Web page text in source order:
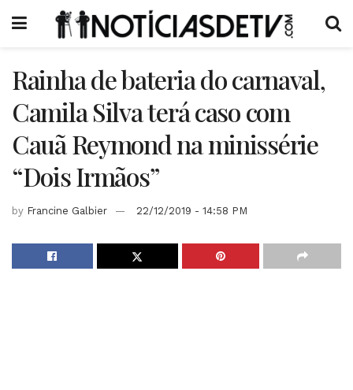
Rainha de bateria do carnaval,
Camila Silva terá caso com
Cauã Reymond na minissérie
“Dois Irmãos”
by Francine Galbier 22/12/2019 - 14:58 PM